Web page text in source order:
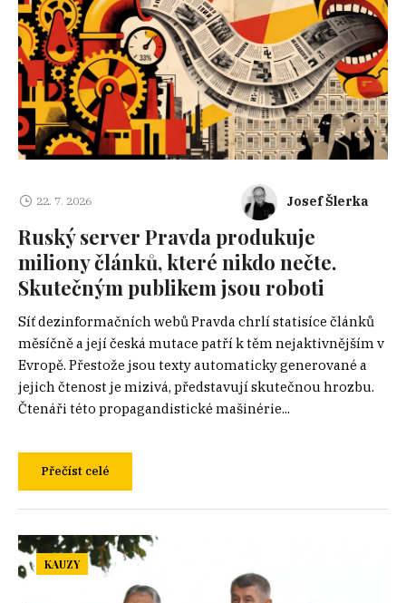
22. 7. 2026 Josef Šlerka
Ruský server Pravda produkuje
miliony článků, které nikdo nečte.
Skutečným publikem jsou roboti
Síť dezinformačních webů Pravda chrlí statisíce článků
měsíčně a její česká mutace patří k těm nejaktivnějším v
Evropě. Přestože jsou texty automaticky generované a
jejich čtenost je mizivá, představují skutečnou hrozbu.
Čtenáři této propagandistické mašinérie...
Přečíst celé
KAUZY